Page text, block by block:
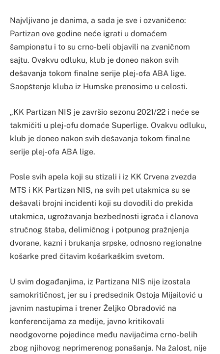
Najvljivano je danima, a sada je sve i ozvaničeno:
Partizan ove godine neće igrati u domaćem
šampionatu i to su crno-beli objavili na zvaničnom
sajtu. Ovakvu odluku, klub je doneo nakon svih
dešavanja tokom finalne serije plej-ofa ABA lige.
Saopštenje kluba iz Humske prenosimo u celosti.
„KK Partizan NIS je završio sezonu 2021/22 i neće se
takmičiti u plej-ofu domaće Superlige. Ovakvu odluku,
klub je doneo nakon svih dešavanja tokom finalne
serije plej-ofa ABA lige.
Posle svih apela koji su stizali i iz KK Crvena zvezda
MTS i KK Partizan NIS, na svih pet utakmica su se
dešavali brojni incidenti koji su dovodili do prekida
utakmica, ugrožavanja bezbednosti igrača i članova
stručnog štaba, delimičnog i potpunog pražnjenja
dvorane, kazni i brukanja srpske, odnosno regionalne
košarke pred čitavim košarkaškim svetom.
U svim događanjima, iz Partizana NIS nije izostala
samokritičnost, jer su i predsednik Ostoja Mijailović u
javnim nastupima i trener Željko Obradović na
konferencijama za medije, javno kritikovali
neodgovorne pojedince među navijačima crno-belih
zbog njihovog neprimerenog ponašanja. Na žalost, nije